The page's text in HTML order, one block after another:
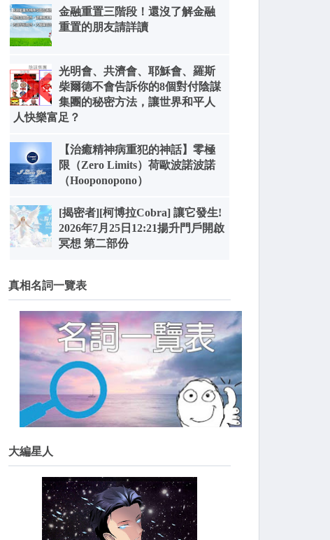
金融重置三階段！還沒了解金融
重置的朋友請詳讀
光明會、共濟會、耶穌會、羅斯
柴爾德不會告訴你的8個對付陰謀
集團的秘密方法，讓世界和平人
人快樂富足？
【治癒精神病重犯的神話】零極
限（Zero Limits）荷歐波諾波諾
（Hooponopono）
[揭密者][柯博拉Cobra] 讓它發生!
2026年7月25日12:21揚升門戶開啟
冥想 第二部份
真相名詞一覽表
大編星人